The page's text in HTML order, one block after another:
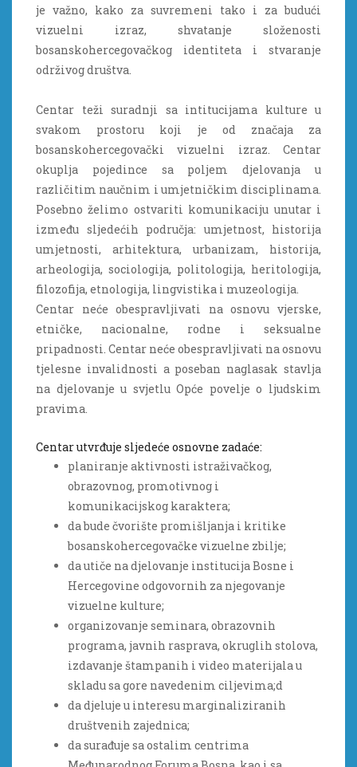
je važno, kako za suvremeni tako i za budući
vizuelni izraz, shvatanje složenosti
bosanskohercegovačkog identiteta i stvaranje
održivog društva.
Centar teži suradnji sa intitucijama kulture u
svakom prostoru koji je od značaja za
bosanskohercegovački vizuelni izraz. Centar
okuplja pojedince sa poljem djelovanja u
različitim naučnim i umjetničkim disciplinama.
Posebno želimo ostvariti komunikaciju unutar i
između sljedećih područja: umjetnost, historija
umjetnosti, arhitektura, urbanizam, historija,
arheologija, sociologija, politologija, heritologija,
filozofija, etnologija, lingvistika i muzeologija.
Centar neće obespravljivati na osnovu vjerske,
etničke, nacionalne, rodne i seksualne
pripadnosti. Centar neće obespravljivati na osnovu
tjelesne invalidnosti a poseban naglasak stavlja
na djelovanje u svjetlu Opće povelje o ljudskim
pravima.
Centar utvrđuje sljedeće osnovne zadaće:
planiranje aktivnosti istraživačkog,
obrazovnog, promotivnog i
komunikacijskog karaktera;
da bude čvorište promišljanja i kritike
bosanskohercegovačke vizuelne zbilje;
da utiče na djelovanje institucija Bosne i
Hercegovine odgovornih za njegovanje
vizuelne kulture;
organizovanje seminara, obrazovnih
programa, javnih rasprava, okruglih stolova,
izdavanje štampanih i video materijala u
skladu sa gore navedenim ciljevima;d
da djeluje u interesu marginaliziranih
društvenih zajednica;
da surađuje sa ostalim centrima